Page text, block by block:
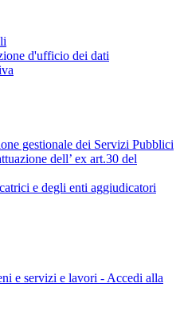
d'ufficio dei dati
gestionale dei Servizi Pubblici
dell’ ex art.30 del
e degli enti aggiudicatori
e servizi e lavori - Accedi alla